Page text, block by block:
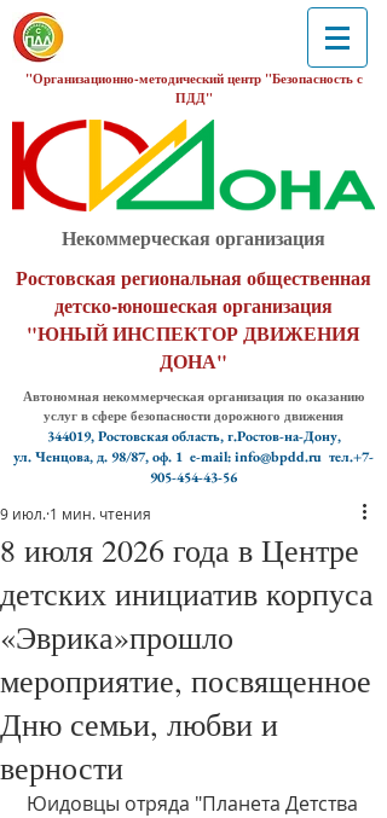
"Организационно-методический центр "Безопасность с
ПДД"
Некоммерческая организация
Ростовская региональная общественная
детско-юношеская организация
"ЮНЫЙ ИНСПЕКТОР ДВИЖЕНИЯ
ДОНА"
Автономная некоммерческая организация по оказанию
услуг в сфере безопасности дорожного движения
344019, Ростовская область, г.Ростов-на-Дону,
ул. Ченцова, д. 98/87, оф. 1 e-mail: info@bpdd.ru тел.+7-
905-454-43-56
8 июля 2026 года в Центре
детских инициатив корпуса
«Эврика»прошло
мероприятие, посвященное
Дню семьи, любви и
верности
9 июл. 1 мин. чтения
Юидовцы отряда "Планета Детства